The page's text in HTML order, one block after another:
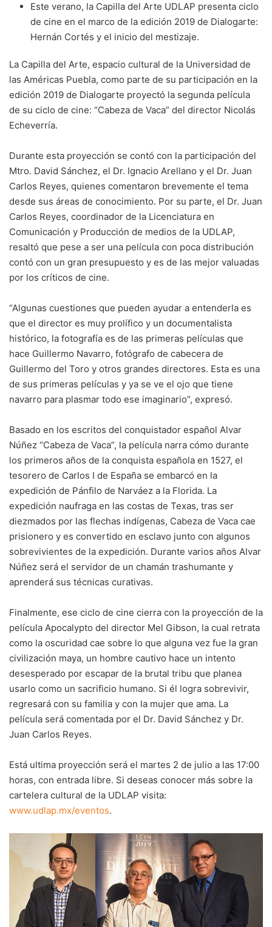
Este verano, la Capilla del Arte UDLAP presenta ciclo
de cine en el marco de la edición 2019 de Dialogarte:
Hernán Cortés y el inicio del mestizaje.
La Capilla del Arte, espacio cultural de la Universidad de
las Américas Puebla, como parte de su participación en la
edición 2019 de Dialogarte proyectó la segunda película
de su ciclo de cine: “Cabeza de Vaca” del director Nicolás
Echeverría.
Durante esta proyección se contó con la participación del
Mtro. David Sánchez, el Dr. Ignacio Arellano y el Dr. Juan
Carlos Reyes, quienes comentaron brevemente el tema
desde sus áreas de conocimiento. Por su parte, el Dr. Juan
Carlos Reyes, coordinador de la Licenciatura en
Comunicación y Producción de medios de la UDLAP,
resaltó que pese a ser una película con poca distribución
contó con un gran presupuesto y es de las mejor valuadas
por los críticos de cine.
“Algunas cuestiones que pueden ayudar a entenderla es
que el director es muy prolífico y un documentalista
histórico, la fotografía es de las primeras películas que
hace Guillermo Navarro, fotógrafo de cabecera de
Guillermo del Toro y otros grandes directores. Esta es una
de sus primeras películas y ya se ve el ojo que tiene
navarro para plasmar todo ese imaginario”, expresó.
Basado en los escritos del conquistador español Alvar
Núñez “Cabeza de Vaca”, la película narra cómo durante
los primeros años de la conquista española en 1527, el
tesorero de Carlos I de España se embarcó en la
expedición de Pánfilo de Narváez a la Florida. La
expedición naufraga en las costas de Texas, tras ser
diezmados por las flechas indígenas, Cabeza de Vaca cae
prisionero y es convertido en esclavo junto con algunos
sobrevivientes de la expedición. Durante varios años Alvar
Núñez será el servidor de un chamán trashumante y
aprenderá sus técnicas curativas.
Finalmente, ese ciclo de cine cierra con la proyección de la
película Apocalypto del director Mel Gibson, la cual retrata
como la oscuridad cae sobre lo que alguna vez fue la gran
civilización maya, un hombre cautivo hace un intento
desesperado por escapar de la brutal tribu que planea
usarlo como un sacrificio humano. Si él logra sobrevivir,
regresará con su familia y con la mujer que ama. La
película será comentada por el Dr. David Sánchez y Dr.
Juan Carlos Reyes.
Está ultima proyección será el martes 2 de julio a las 17:00
horas, con entrada libre. Si deseas conocer más sobre la
cartelera cultural de la UDLAP visita:
www.udlap.mx/eventos.